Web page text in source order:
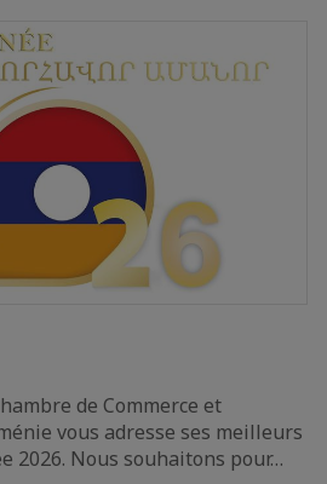
de Commerce et
vous adresse ses meilleurs
2026. Nous souhaitons pour…